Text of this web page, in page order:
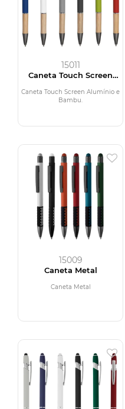
15011
Caneta Touch Screen
Caneta Touch Screen Alumínio e
Bambu.
15009
Caneta Metal
Caneta Metal